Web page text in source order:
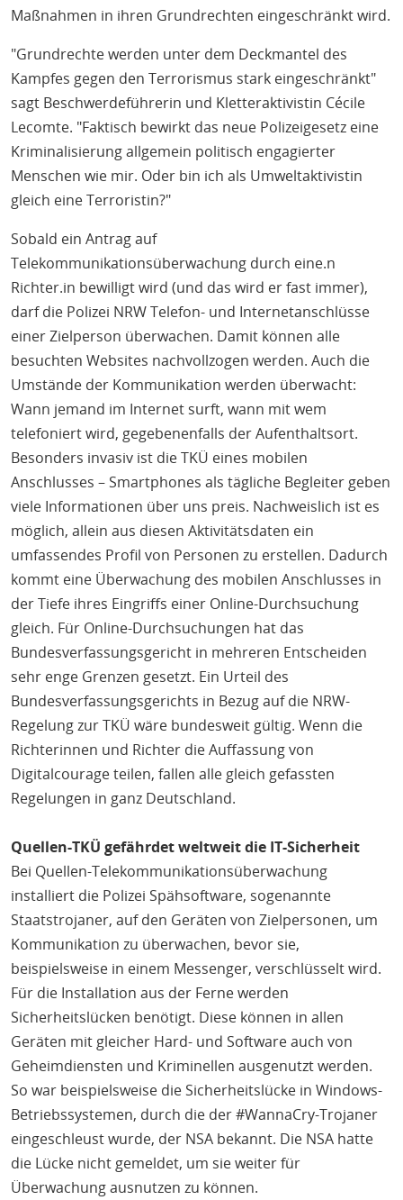
Maßnahmen in ihren Grundrechten eingeschränkt wird.
"Grundrechte werden unter dem Deckmantel des
Kampfes gegen den Terrorismus stark eingeschränkt"
sagt Beschwerdeführerin und Kletteraktivistin Cécile
Lecomte. "Faktisch bewirkt das neue Polizeigesetz eine
Kriminalisierung allgemein politisch engagierter
Menschen wie mir. Oder bin ich als Umweltaktivistin
gleich eine Terroristin?"
Sobald ein Antrag auf
Telekommunikationsüberwachung durch eine.n
Richter.in bewilligt wird (und das wird er fast immer),
darf die Polizei NRW Telefon- und Internetanschlüsse
einer Zielperson überwachen. Damit können alle
besuchten Websites nachvollzogen werden. Auch die
Umstände der Kommunikation werden überwacht:
Wann jemand im Internet surft, wann mit wem
telefoniert wird, gegebenenfalls der Aufenthaltsort.
Besonders invasiv ist die TKÜ eines mobilen
Anschlusses – Smartphones als tägliche Begleiter geben
viele Informationen über uns preis. Nachweislich ist es
möglich, allein aus diesen Aktivitätsdaten ein
umfassendes Profil von Personen zu erstellen. Dadurch
kommt eine Überwachung des mobilen Anschlusses in
der Tiefe ihres Eingriffs einer Online-Durchsuchung
gleich. Für Online-Durchsuchungen hat das
Bundesverfassungsgericht in mehreren Entscheiden
sehr enge Grenzen gesetzt. Ein Urteil des
Bundesverfassungsgerichts in Bezug auf die NRW-
Regelung zur TKÜ wäre bundesweit gültig. Wenn die
Richterinnen und Richter die Auffassung von
Digitalcourage teilen, fallen alle gleich gefassten
Regelungen in ganz Deutschland.
Quellen-TKÜ gefährdet weltweit die IT-Sicherheit
Bei Quellen-Telekommunikationsüberwachung
installiert die Polizei Spähsoftware, sogenannte
Staatstrojaner, auf den Geräten von Zielpersonen, um
Kommunikation zu überwachen, bevor sie,
beispielsweise in einem Messenger, verschlüsselt wird.
Für die Installation aus der Ferne werden
Sicherheitslücken benötigt. Diese können in allen
Geräten mit gleicher Hard- und Software auch von
Geheimdiensten und Kriminellen ausgenutzt werden.
So war beispielsweise die Sicherheitslücke in Windows-
Betriebssystemen, durch die der #WannaCry-Trojaner
eingeschleust wurde, der NSA bekannt. Die NSA hatte
die Lücke nicht gemeldet, um sie weiter für
Überwachung ausnutzen zu können.